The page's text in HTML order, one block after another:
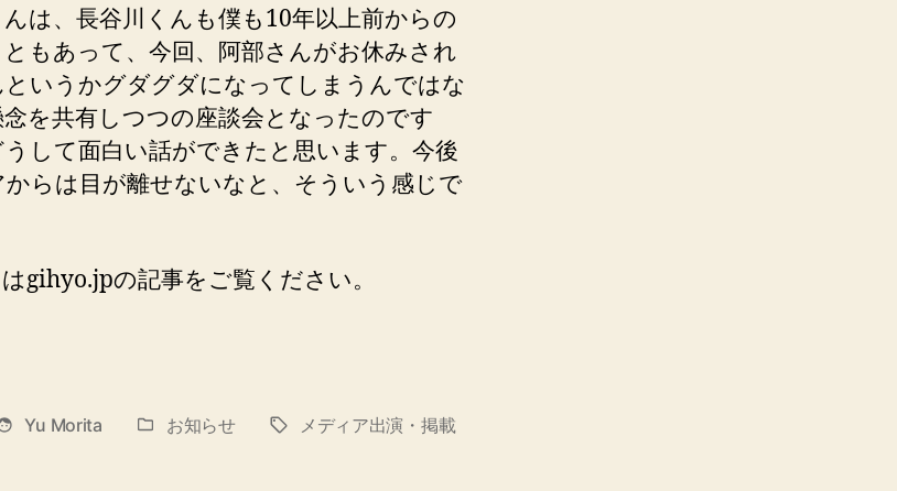
は、長谷川くんも僕も10年以上前からの
もあって、今回、阿部さんがお休みされ
いうかグダグダになってしまうんではな
を共有しつつの座談会となったのです
して面白い話ができたと思います。今後
らは目が離せないなと、そういう感じで
gihyo.jpの記事をご覧ください。
Yu Morita
カ
お知らせ
タ
メディア出演・掲載